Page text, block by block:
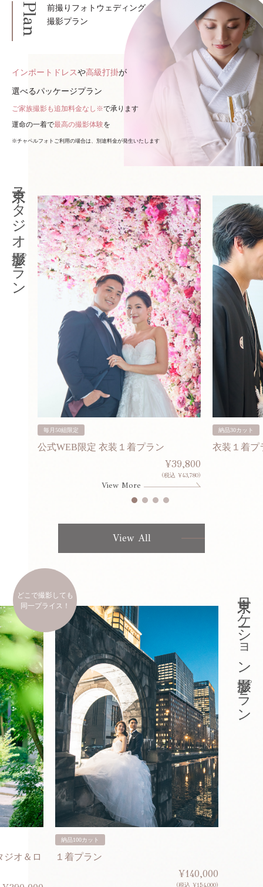
Plan
前撮りフォトウェディング
撮影プラン
インポートドレスや高級打掛が
選べるパッケージプラン
ご家族撮影も追加料金なし※で承ります
運命の一着で最高の撮影体験を
※チャペルフォトご利用の場合は、別途料金が発生いたします
東京スタジオ撮影プラン
毎月50組限定
公式WEB限定 衣装１着プラン
¥39,800
(税込 ¥43,780)
View More
納品30カット
衣装１着プ
View All
どこで撮影しても
同一プライス！
ジオ＆ロ
納品100カット
１着プラン
¥140,000
(税込 ¥154,000)
東京ロケーション撮影プラン